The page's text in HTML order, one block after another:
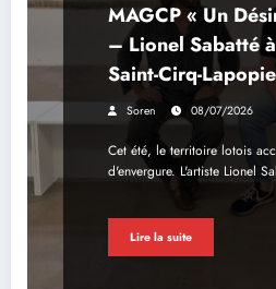
MAGCP « Un
– Lionel Sabatté
Saint-Cirq-Lapopie
Soren 08/07/2026
Cet été, le territoire lotois
d'envergure. L'artiste Lionel
Lire la suite